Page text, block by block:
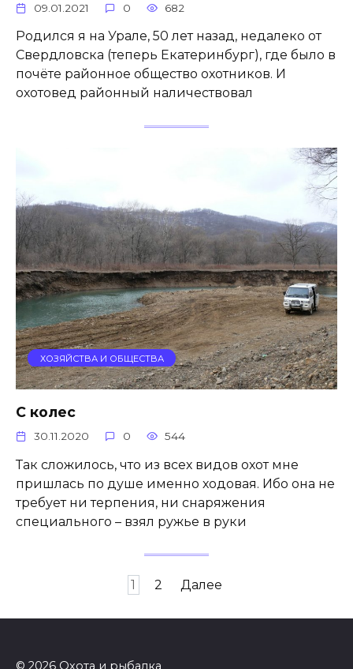
09.01.2021 0 682
Родился я на Урале, 50 лет назад, недалеко от
Свердловска (теперь Екатеринбург), где было в
почёте районное общество охотников. И
охотовед районный наличествовал
ХОЗЯЙСТВА И ОБЩЕСТВА
С колес
30.11.2020 0 544
Так сложилось, что из всех видов охот мне
пришлась по душе именно ходовая. Ибо она не
требует ни терпения, ни снаряжения
специального – взял ружье в руки
записям
1 2 Далее
© 2026 Охота и рыбалка